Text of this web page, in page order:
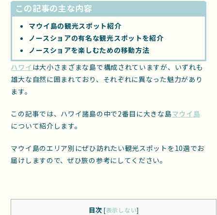
この記事の主な内容
マウイ島の観光スポット紹介
ノースショアの有名な観光スポットを紹介
ノースショアを楽しむための移動方法
ハワイ は大小さまざまな島で構成されていますが、いずれも
雄大な自然に囲まれており、それぞれに異なった魅力があり
ます。
この記事では、ハワイ諸島の中で2番目に大きな島マウイ島
について紹介します。
マウイ島のエリア別にぜひ訪れたい観光スポットを10選でお
届けしますので、ぜひ旅の参考にしてください。
目次 [表示しない]